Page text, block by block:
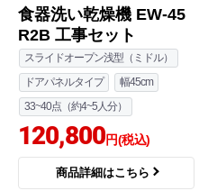
食器洗い乾燥機 EW-45
R2B 工事セット
スライドオープン浅型（ミドル）
ドアパネルタイプ
幅45cm
33~40点（約4~5人分）
120,800円(税込)
商品詳細はこちら